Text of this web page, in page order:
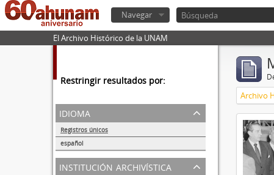
Navegar
El Archivo Histórico de la UNAM
Restringir resultados por:
idioma
Registros únicos
español
1
institución archivística
Archivo